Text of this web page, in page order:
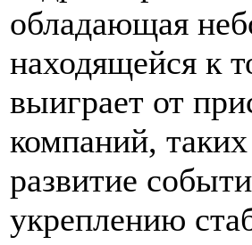
обладающая
находящейся к
выиграет от
компаний,
развитие
укреплению